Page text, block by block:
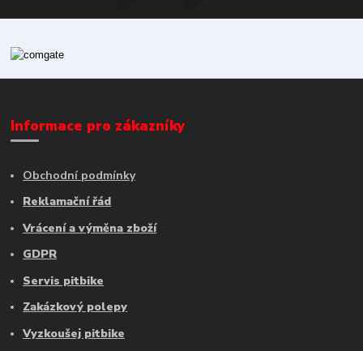
Informace pro zákazníky
Obchodní podmínky
Reklamační řád
Vrácení a výměna zboží
GDPR
Servis pitbike
Zakázkový polepy
Vyzkoušej pitbike